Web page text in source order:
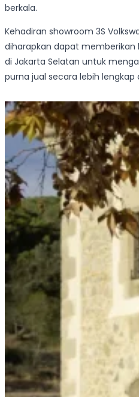
berkala.
Kehadiran showroom 3S
diharapkan dapat
di Jakarta Selatan untuk
purna jual secara lebih lengkap